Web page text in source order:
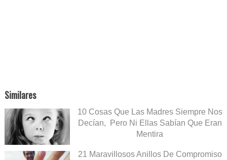
Similares
10 Cosas Que Las Madres Siempre Nos
Decían, Pero Ni Ellas Sabían Que Eran
Mentira
21 Maravillosos Anillos De Compromiso